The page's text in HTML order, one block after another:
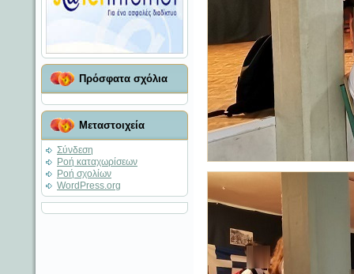
Πρόσφατα σχόλια
Μεταστοιχεία
Σύνδεση
Ροή καταχωρίσεων
Ροή σχολίων
WordPress.org